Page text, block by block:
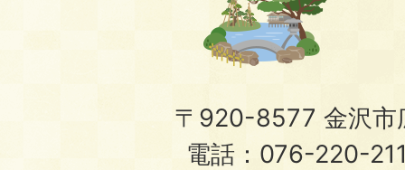
〒920-8577 金沢市
電話：076-220-